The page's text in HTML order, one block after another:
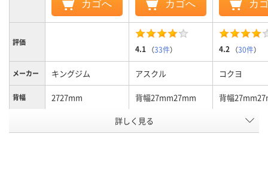
カゴへ カゴへ カ
評価
4.1 （33件） 4.2 （30件）
メーカー キングジム アスクル コクヨ
背幅 2727mm 背幅27mm27mm 背幅
～200枚150、～200
枚
～200枚180
枚
詳しく見る